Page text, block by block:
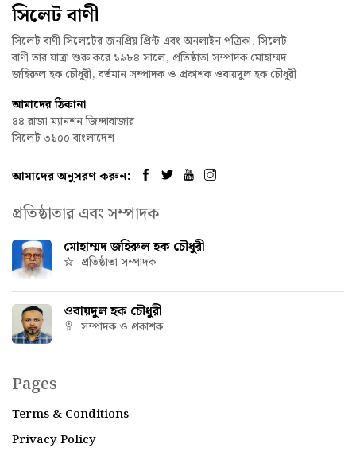
সিলেট বাণী
সিলেট বাণী সিলেটের জনপ্রিয় প্রিন্ট এবং অনলাইন পত্রিকা, সিলেট
বাণী তার যাত্রা শুরু করে ১৯৮৪ সালে, প্রতিষ্ঠাতা সম্পাদক মোহাম্মদ
জহিরুল হক চৌধুরী, বর্তমান সম্পাদক ও প্রকাশক ওবায়দুল হক চৌধুরী।
আমাদের ঠিকানা
৪৪ রাজা ম্যানশন জিন্দাবাজার
সিলেট ৩১০০ বাংলাদেশ
আমাদের অনুসরণ করুন:
প্রতিষ্ঠাতার এবং সম্পাদক
মোহাম্মদ জহিরুল হক চৌধুরী
প্রতিষ্ঠাতা সম্পাদক
ওবায়দুল হক চৌধুরী
সম্পাদক ও প্রকাশক
Pages
Terms & Conditions
Privacy Policy